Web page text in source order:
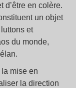
d’être en colère.
un objet
et
du monde,
la mise en
la direction